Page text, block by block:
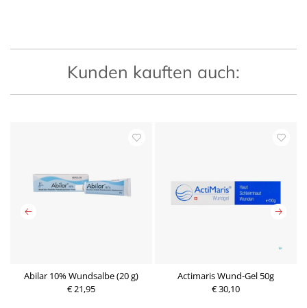
Kunden kauften auch:
Abilar 10% Wundsalbe (20 g)
€ 21,95
Actimaris Wund-Gel 50g
€ 30,10